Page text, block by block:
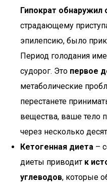
Гипократ обнаружил
страдающему
эпилепсию, было
Период голодания
судорог. Это первое
метаболические
перестанете
вещества, ваше тело
через несколько
Кетогенная диета –
диеты приводит к
углеводов, которые